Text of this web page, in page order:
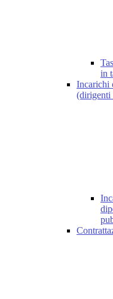
in
Incarichi
(dirigenti